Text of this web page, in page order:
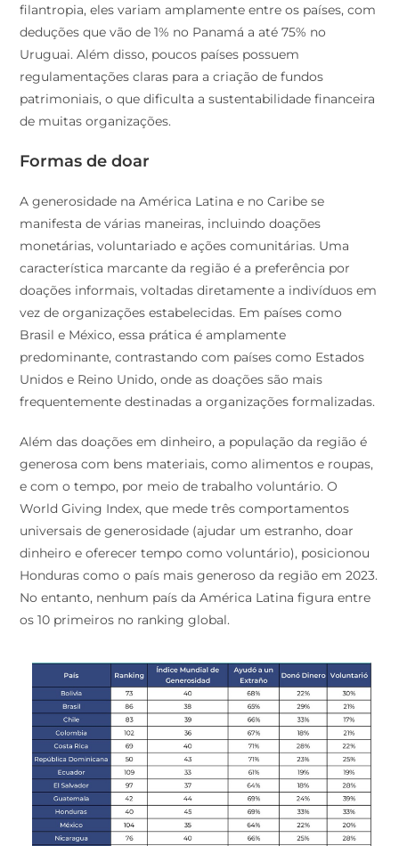
filantropia, eles variam amplamente entre os países, com
deduções que vão de 1% no Panamá a até 75% no
Uruguai. Além disso, poucos países possuem
regulamentações claras para a criação de fundos
patrimoniais, o que dificulta a sustentabilidade financeira
de muitas organizações.
Formas de doar
A generosidade na América Latina e no Caribe se
manifesta de várias maneiras, incluindo doações
monetárias, voluntariado e ações comunitárias. Uma
característica marcante da região é a preferência por
doações informais, voltadas diretamente a indivíduos em
vez de organizações estabelecidas. Em países como
Brasil e México, essa prática é amplamente
predominante, contrastando com países como Estados
Unidos e Reino Unido, onde as doações são mais
frequentemente destinadas a organizações formalizadas.
Além das doações em dinheiro, a população da região é
generosa com bens materiais, como alimentos e roupas,
e com o tempo, por meio de trabalho voluntário. O
World Giving Index, que mede três comportamentos
universais de generosidade (ajudar um estranho, doar
dinheiro e oferecer tempo como voluntário), posicionou
Honduras como o país mais generoso da região em 2023.
No entanto, nenhum país da América Latina figura entre
os 10 primeiros no ranking global.